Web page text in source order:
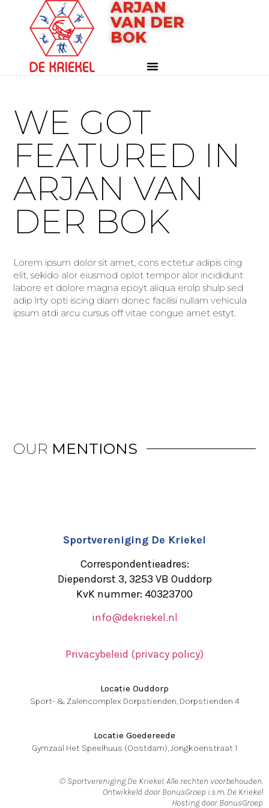
ARJAN
VAN DER
BOK
WE GOT
FEATURED IN
ARJAN VAN
DER BOK
Lorem ipsum dolor sit amet, cons ectetur adipis cing
elit, sekido alor eiusmod oplot tempor alor incididunt
labore et dolore magna epoyt aliqua erolp shulp sed
adip lrty opti iscing diam donec facilisi nullam vehicula
ipsum atdi arcu cursus off vitae congue amet estyt.
OUR MENTIONS
Sportvereniging De Kriekel
Correspondentieadres:
Diependorst 3, 3253 VB Ouddorp
KvK nummer: 40323700
info@dekriekel.nl
Privacybeleid (privacy policy)
Locatie Ouddorp
Sport- & Zalencomplex Dorpstienden, Dorpstienden 4
Locatie Goedereede
Gymzaal Het Speelhuus (Oostdam), Jongkoenstraat 1
© Sportvereniging De Kriekel. Alle rechten voorbehouden.
Ontwikkeld door BonusGroep i.s.m. De Kriekel
Hosting door BonusGroep